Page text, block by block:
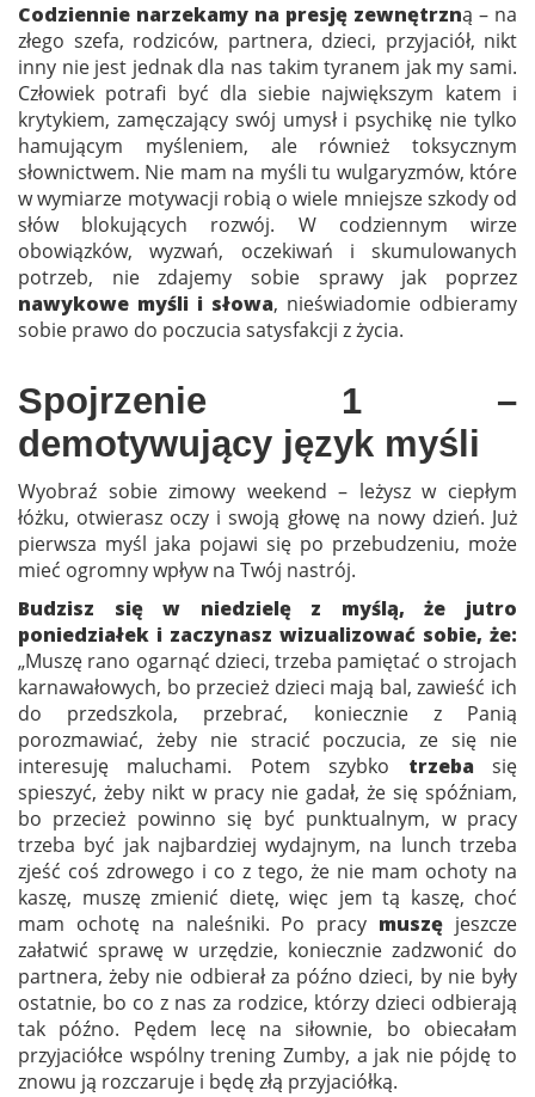
Codziennie narzekamy na presję zewnętrzną – na
złego szefa, rodziców, partnera, dzieci, przyjaciół, nikt
inny nie jest jednak dla nas takim tyranem jak my sami.
Człowiek potrafi być dla siebie największym katem i
krytykiem, zamęczający swój umysł i psychikę nie tylko
hamującym myśleniem, ale również toksycznym
słownictwem. Nie mam na myśli tu wulgaryzmów, które
w wymiarze motywacji robią o wiele mniejsze szkody od
słów blokujących rozwój. W codziennym wirze
obowiązków, wyzwań, oczekiwań i skumulowanych
potrzeb, nie zdajemy sobie sprawy jak poprzez
nawykowe myśli i słowa, nieświadomie odbieramy
sobie prawo do poczucia satysfakcji z życia.
Spojrzenie 1 –
demotywujący język myśli
Wyobraź sobie zimowy weekend – leżysz w ciepłym
łóżku, otwierasz oczy i swoją głowę na nowy dzień. Już
pierwsza myśl jaka pojawi się po przebudzeniu, może
mieć ogromny wpływ na Twój nastrój.
Budzisz się w niedzielę z myślą, że jutro
poniedziałek i zaczynasz wizualizować sobie, że:
„Muszę rano ogarnąć dzieci, trzeba pamiętać o strojach
karnawałowych, bo przecież dzieci mają bal, zawieść ich
do przedszkola, przebrać, koniecznie z Panią
porozmawiać, żeby nie stracić poczucia, ze się nie
interesuję maluchami. Potem szybko trzeba się
spieszyć, żeby nikt w pracy nie gadał, że się spóźniam,
bo przecież powinno się być punktualnym, w pracy
trzeba być jak najbardziej wydajnym, na lunch trzeba
zjeść coś zdrowego i co z tego, że nie mam ochoty na
kaszę, muszę zmienić dietę, więc jem tą kaszę, choć
mam ochotę na naleśniki. Po pracy muszę jeszcze
załatwić sprawę w urzędzie, koniecznie zadzwonić do
partnera, żeby nie odbierał za późno dzieci, by nie były
ostatnie, bo co z nas za rodzice, którzy dzieci odbierają
tak późno. Pędem lecę na siłownie, bo obiecałam
przyjaciółce wspólny trening Zumby, a jak nie pójdę to
znowu ją rozczaruje i będę złą przyjaciółką.